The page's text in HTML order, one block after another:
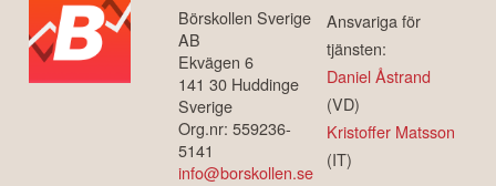
Börskollen Sverige
AB
Ekvägen 6
141 30 Huddinge
Sverige
Org.nr: 559236-
5141
info@borskollen.se
Ansvariga för
tjänsten:
Daniel Åstrand
(VD)
Kristoffer Matsson
(IT)